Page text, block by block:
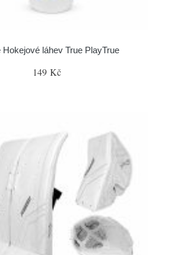
Hokejové láhev True PlayTrue
149 Kč